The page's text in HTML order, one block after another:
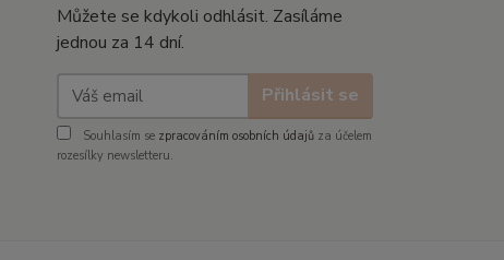
Můžete se kdykoli odhlásit. Zasíláme
jednou za 14 dní.
Přihlásit se
Souhlasím se zpracováním osobních údajů za účelem
rozesílky newsletteru.